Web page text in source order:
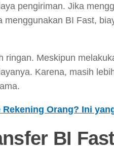
pengiriman. Jika
menggunakan BI Fast,
ringan. Meskipun
Karena, masih
Rekening Orang? Ini
BI